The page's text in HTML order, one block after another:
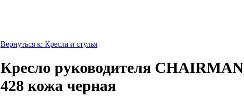
Вернуться к: Кресла и стулья
Кресло руководителя CHAIRMAN
428 кожа черная